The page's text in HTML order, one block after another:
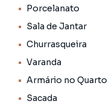
Futtura Soluções
3092-4050 ou (62)
Porcelanato
Sala de Jantar
Churrasqueira
Varanda
Armário no Quarto
Sacada